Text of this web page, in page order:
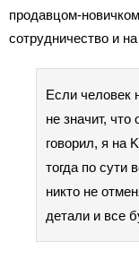
продавцом-
сотрудничество и
Если человек
не значит,
говорил, я на
тогда по
никто не
детали и все